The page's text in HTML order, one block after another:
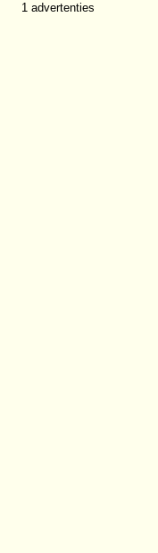
1 advertenties